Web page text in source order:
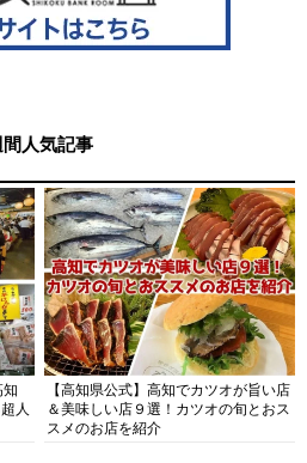
間人気記事
人
【高知県公式】高知でカツオが旨い店
＆美味しい店９選！カツオの旬とおス
スメのお店を紹介